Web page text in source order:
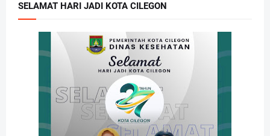
SELAMAT HARI JADI KOTA CILEGON